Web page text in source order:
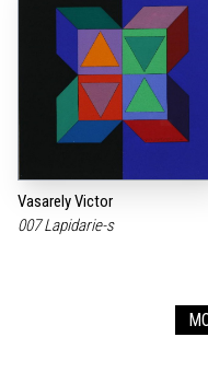
Vasarely Victor
007 Lapidarie-s